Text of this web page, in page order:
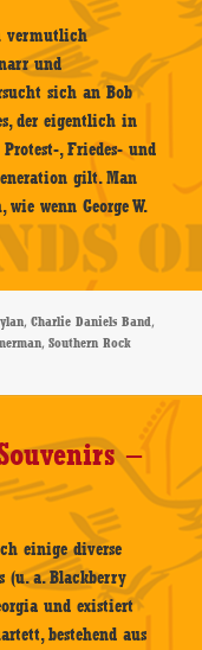
vermutlich
und
sich an Bob
der eigentlich in
, Friedes- und
gilt. Man
wenn George W.
,Charlie Daniels Band,
,Southern Rock
Band – Off The Grid: Doin‘ It
–
einige diverse
(u. a. Blackberry
und existiert
bestehend aus